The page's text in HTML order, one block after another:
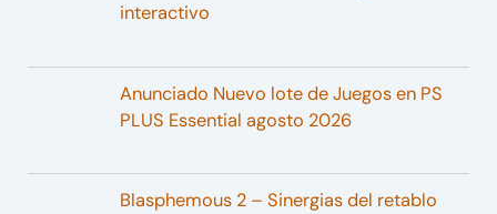
interactivo
Anunciado Nuevo lote de Juegos en PS
PLUS Essential agosto 2026
Blasphemous 2 – Sinergias del retablo